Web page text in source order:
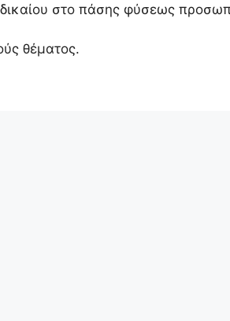
στο πάσης φύσεως
θέματος.